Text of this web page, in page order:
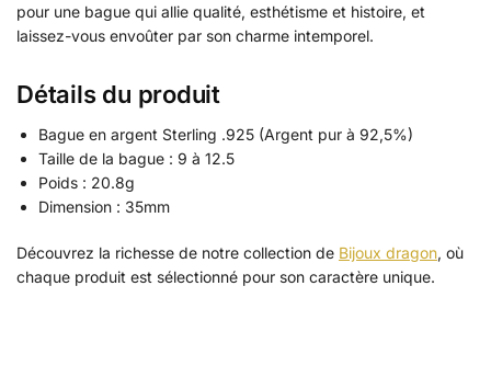
pour une bague qui allie qualité, esthétisme et histoire, et
laissez-vous envoûter par son charme intemporel.
Détails du produit
Bague en argent Sterling .925 (Argent pur à 92,5%)
Taille de la bague : 9 à 12.5
Poids : 20.8g
Dimension : 35mm
Découvrez la richesse de notre collection de Bijoux dragon, où
chaque produit est sélectionné pour son caractère unique.